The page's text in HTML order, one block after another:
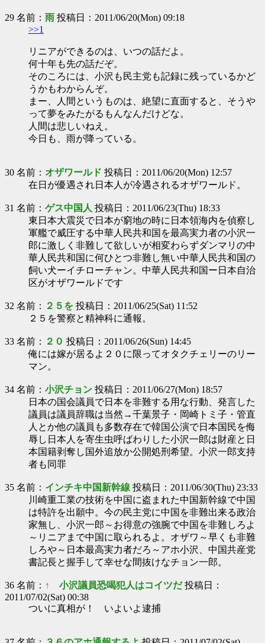
29 名前： 雨 投稿日：2011/06/20(Mon) 09:18
>>1
リニアができるのは、いつの話だよ。
何十年も先の話だぞ。
そのころには、小沢も民主党も記録に残っているかど
うかもわからんぞ。
まー、人間というものは、絶望に直面すると、そうや
って夢をみたがるもんなんだけどな。
人間は悲しいねえ。
今日も、雨が降っている。
30 名前： オザワールド 投稿日：2011/06/20(Mon) 12:57
在日が優遇され日本人が冷遇されるオザワールド。
31 名前： ゲス中国人 投稿日：2011/06/23(Thu) 18:33
東日本大震災で日本が窮地の時に日本領海内を偵察し
軍艦で威圧する中華人民共和国を最高実力者の小沢一
郎に激しく非難して欲しいが相変わらずダンマリの中
華人民共和国に何ひとつ非難し無い中華人民共和国の
飼い犬ーイチローチャン。中華人民共和国ー日本自治
区がオザワールドです
32 名前： ２５を 投稿日：2011/06/25(Sat) 11:52
２５を警察と精神科に通報。
33 名前： ２０ 投稿日：2011/06/26(Sun) 14:45
俺には嫁が居るよ２０に限ってオタクチェリーのリー
マン。
34 名前： 小沢チョン 投稿日：2011/06/27(Mon) 18:57
日本の国会議員で日本を非難する用な行動、発言した
議員は議員辞職は当然→千葉景子・岡崎トミ子・管直
人とか他の議員も多数存在で韓国公演で日本国民を侮
辱し日本人を寄生虫呼ばわりした小沢一郎は財産と日
本国籍剥奪し国外追放か公開処刑希望。小沢一郎支持
者も同罪
35 名前： インチキ中国新幹線 投稿日：2011/06/30(Thu) 23:33
川崎重工業の技術を中国に盗まれた中国新幹線で中国
は特許を出願中。今の民主党に中国を非難出来る政治
家無し、小沢一郎～お得意の強腕で中国を非難しろよ
～リニアまで中国に取られるよ。オザワ～早くも非難
しろや～日本最高実力者だろ～アホ小沢、中国共産党
書記長と握手して幸せな間抜けなチョン一郎。
36 名前： ↑ 小沢議員恐喝犯人はコイツだ投稿日：
2011/07/02(Sat) 00:38
ついに真相が！ いよいよ逮捕